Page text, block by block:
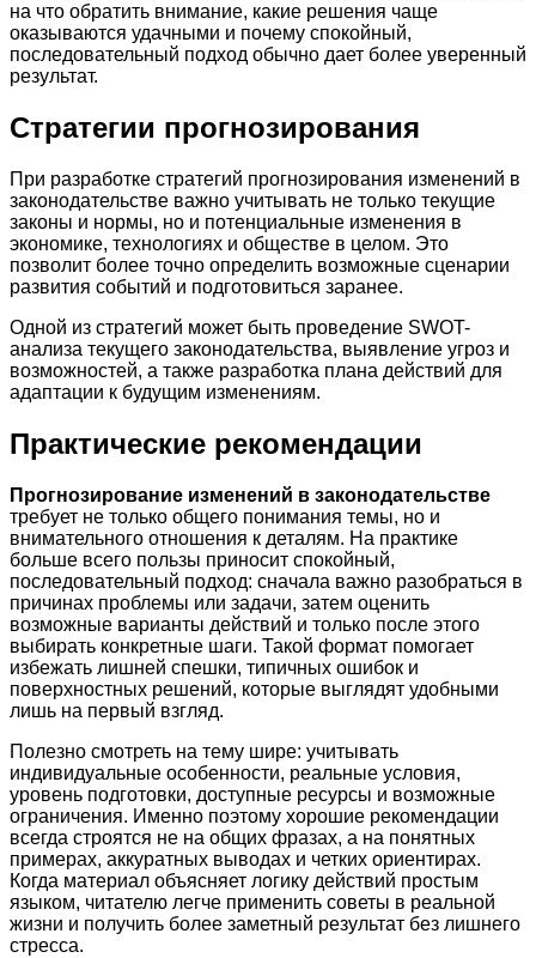
на что обратить внимание, какие решения чаще
оказываются удачными и почему спокойный,
последовательный подход обычно дает более уверенный
результат.
Стратегии прогнозирования
При разработке стратегий прогнозирования изменений в
законодательстве важно учитывать не только текущие
законы и нормы, но и потенциальные изменения в
экономике, технологиях и обществе в целом. Это
позволит более точно определить возможные сценарии
развития событий и подготовиться заранее.
Одной из стратегий может быть проведение SWOT-
анализа текущего законодательства, выявление угроз и
возможностей, а также разработка плана действий для
адаптации к будущим изменениям.
Практические рекомендации
Прогнозирование изменений в законодательстве
требует не только общего понимания темы, но и
внимательного отношения к деталям. На практике
больше всего пользы приносит спокойный,
последовательный подход: сначала важно разобраться в
причинах проблемы или задачи, затем оценить
возможные варианты действий и только после этого
выбирать конкретные шаги. Такой формат помогает
избежать лишней спешки, типичных ошибок и
поверхностных решений, которые выглядят удобными
лишь на первый взгляд.
Полезно смотреть на тему шире: учитывать
индивидуальные особенности, реальные условия,
уровень подготовки, доступные ресурсы и возможные
ограничения. Именно поэтому хорошие рекомендации
всегда строятся не на общих фразах, а на понятных
примерах, аккуратных выводах и четких ориентирах.
Когда материал объясняет логику действий простым
языком, читателю легче применить советы в реальной
жизни и получить более заметный результат без лишнего
стресса.